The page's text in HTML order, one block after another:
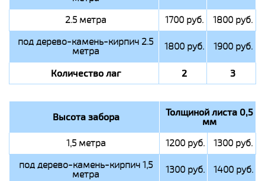
2.5 метра
1700 руб.
1800 руб.
под дерево-камень-кирпич 2.5
метра 1800 руб. 1900 руб.
Количество лаг 2 3
Высота забора Толщиной листа 0,5
мм
1,5 метра 1200 руб.
1300 руб.
под дерево-камень-кирпич 1,5
метра 1300 руб. 1400 руб.